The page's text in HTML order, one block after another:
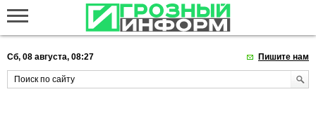
Сб, 08 августа, 08:27 Пишите нам